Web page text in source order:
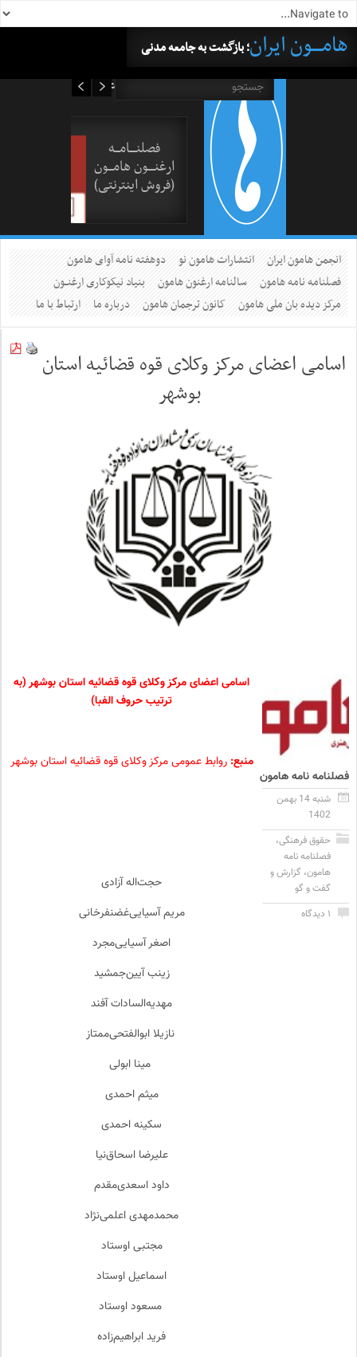
هامــــون ایران؛ بازگشت به جامعه مدنی
فصلنــــامـــه
ارغنــــون هامـــون
(فروش اینترنتی)
انجمن هامون ایران انتشارات هامون نو
دوهفته نامه آوای هامون
فصلنامه نامه هامون
سالنامه ارغنون هامون
بنیاد نیکوکاری ارغنــون
مرکز دیده بان ملی هامون
کانون ترجمان هامون درباره ما ارتباط با ما
اسامی اعضای مرکز وکلای قوه قضائیه استان
بوشهر
فصلنامه نامه هامون
شنبه 14 بهمن
1402
حقوق فرهنگی،
فصلنامه نامه
هامون، گزارش و
گفت و گو
۱ دیدگاه
اسامی اعضای مرکز وکلای قوه قضائیه استان بوشهر (به
ترتیب حروف الفبا)
منبع: روابط عمومی مرکز وکلای قوه قضائیه استان بوشهر
حجت‌اله آزادی
مریم آسیایی‌غضنفرخانی
اصغر آسیایی‌مجرد
زینب آیین‌جمشید
مهدیه‌السادات آفند
نازیلا ابوالفتحی‌ممتاز
مینا ابولی
میثم احمدی
سکینه احمدی
علیرضا اسحاق‌نیا
داود اسعدی‌مقدم
محمدمهدی اعلمی‌نژاد
مجتبی اوستاد
اسماعیل اوستاد
مسعود اوستاد
فرید ابراهیم‌زاده